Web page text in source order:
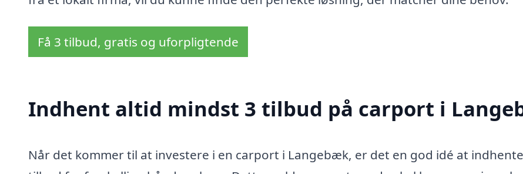
Få 3 tilbud, gratis og uforpligtende
Indhent altid mindst 3 tilbud på carport i
Når det kommer til at investere i en carport i Langebæk, er det en god idé at